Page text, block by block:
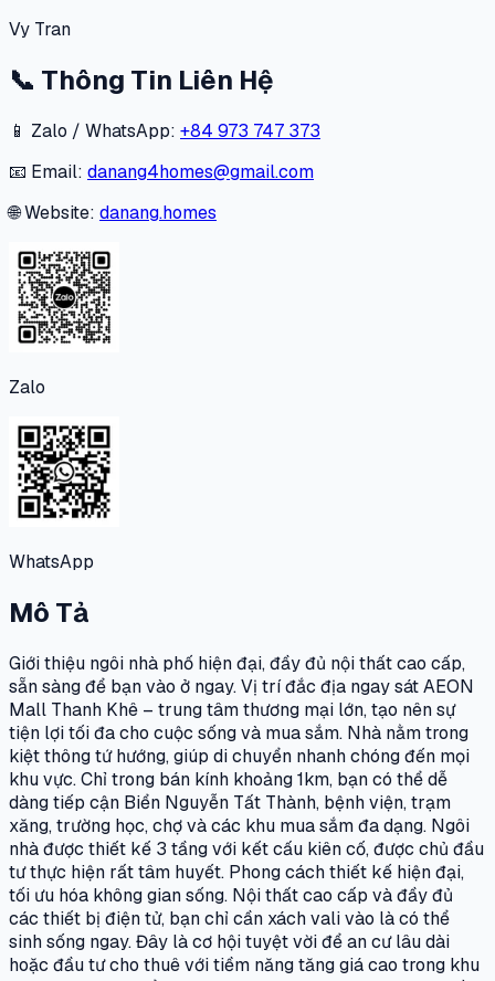
Vy Tran
📞 Thông Tin Liên Hệ
📱 Zalo / WhatsApp: +84 973 747 373
📧 Email: danang4homes@gmail.com
🌐 Website: danang.homes
Zalo
WhatsApp
Mô Tả
Giới thiệu ngôi nhà phố hiện đại, đầy đủ nội thất cao cấp,
sẵn sàng để bạn vào ở ngay. Vị trí đắc địa ngay sát AEON
Mall Thanh Khê – trung tâm thương mại lớn, tạo nên sự
tiện lợi tối đa cho cuộc sống và mua sắm. Nhà nằm trong
kiệt thông tứ hướng, giúp di chuyển nhanh chóng đến mọi
khu vực. Chỉ trong bán kính khoảng 1km, bạn có thể dễ
dàng tiếp cận Biển Nguyễn Tất Thành, bệnh viện, trạm
xăng, trường học, chợ và các khu mua sắm đa dạng. Ngôi
nhà được thiết kế 3 tầng với kết cấu kiên cố, được chủ đầu
tư thực hiện rất tâm huyết. Phong cách thiết kế hiện đại,
tối ưu hóa không gian sống. Nội thất cao cấp và đầy đủ
các thiết bị điện tử, bạn chỉ cần xách vali vào là có thể
sinh sống ngay. Đây là cơ hội tuyệt vời để an cư lâu dài
hoặc đầu tư cho thuê với tiềm năng tăng giá cao trong khu